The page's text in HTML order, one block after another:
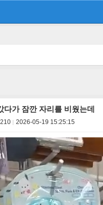
다가 잠깐 자리를 비웠는데
2026-05-19 15:25:15